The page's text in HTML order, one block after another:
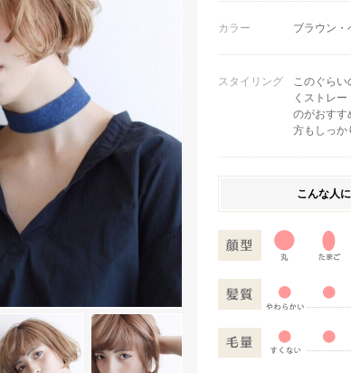
カラー ブラウン・
スタイリング
このぐらい
くストレ
のがおすす
方もしっか
こんな人